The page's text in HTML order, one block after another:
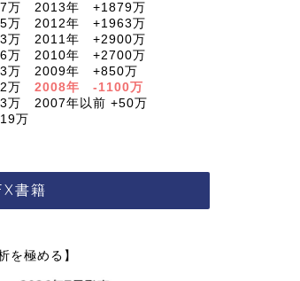
万 2013年 +1879万
万 2012年 +1963万
万 2011年 +2900万
万 2010年 +2700万
万 2009年 +850万
万 2008年 -1100万
万 2007年以前 +50万
万
書籍
を極める】